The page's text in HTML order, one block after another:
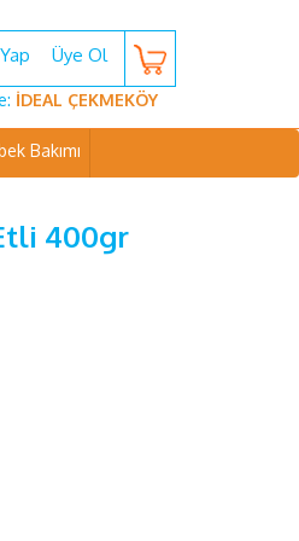
Üye Ol
İDEAL ÇEKMEKÖY
Bakımı
400gr